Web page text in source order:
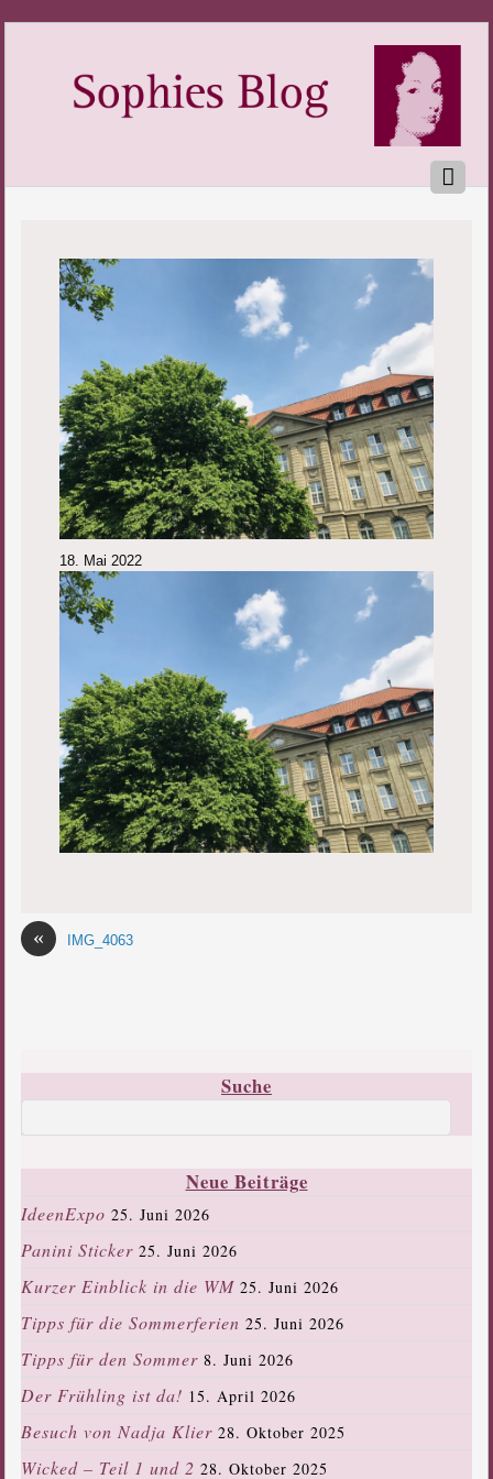
18. Mai 2022
« IMG_4063
Suche
Neue Beiträge
IdeenExpo 25. Juni 2026
Panini Sticker 25. Juni 2026
Kurzer Einblick in die WM 25. Juni 2026
Tipps für die Sommerferien 25. Juni 2026
Tipps für den Sommer 8. Juni 2026
Der Frühling ist da! 15. April 2026
Besuch von Nadja Klier 28. Oktober 2025
Wicked – Teil 1 und 2 28. Oktober 2025